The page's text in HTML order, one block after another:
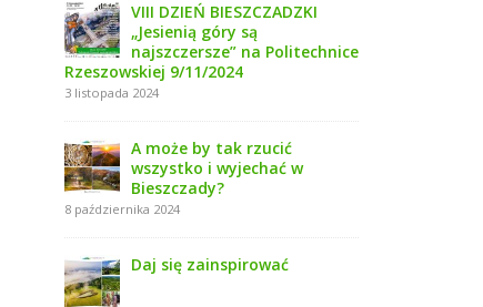
VIII DZIEŃ BIESZCZADZKI
„Jesienią góry są
najszczersze” na Politechnice
Rzeszowskiej 9/11/2024
3 listopada 2024
A może by tak rzucić
wszystko i wyjechać w
Bieszczady?
8 października 2024
Daj się zainspirować